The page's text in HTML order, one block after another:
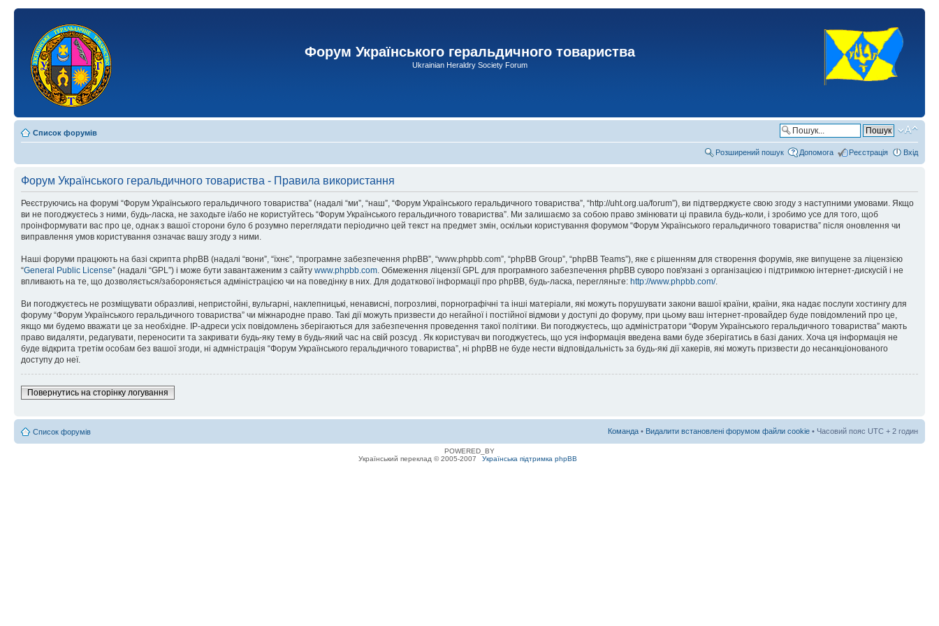
Форум Українського геральдичного товариства
Ukrainian Heraldry Society Forum
Список форумів
Розширений пошук Допомога Реєстрація Вхід
Форум Українського геральдичного товариства - Правила використання
Реєструючись на форумі “Форум Українського геральдичного товариства” (надалі “ми”, “наш”, “Форум Українського геральдичного товариства”, “http://uht.org.ua/forum”), ви підтверджуєте свою згоду з наступними умовами. Якщо
ви не погоджуєтесь з ними, будь-ласка, не заходьте і/або не користуйтесь “Форум Українського геральдичного товариства”. Ми залишаємо за собою право змінювати ці правила будь-коли, і зробимо усе для того, щоб
проінформувати вас про це, однак з вашої сторони було б розумно переглядати періодично цей текст на предмет змін, оскільки користування форумом “Форум Українського геральдичного товариства” після оновлення чи
виправлення умов користування означає вашу згоду з ними.
Наші форуми працюють на базі скрипта phpBB (надалі “вони”, “їхнє”, “програмне забезпечення phpBB”, “www.phpbb.com”, “phpBB Group”, “phpBB Teams”), яке є рішенням для створення форумів, яке випущене за ліцензією
“General Public License” (надалі “GPL”) і може бути завантаженим з сайту www.phpbb.com. Обмеження ліцензії GPL для програмного забезпечення phpBB суворо пов'язані з організацією і підтримкою інтернет-дискусій і не
впливають на те, що дозволяється/забороняється адміністрацією чи на поведінку в них. Для додаткової інформації про phpBB, будь-ласка, перегляньте: http://www.phpbb.com/.
Ви погоджуєтесь не розміщувати образливі, непристойні, вульгарні, наклепницькі, ненависні, погрозливі, порнографічні та інші матеріали, які можуть порушувати закони вашої країни, країни, яка надає послуги хостингу для
форуму “Форум Українського геральдичного товариства” чи міжнародне право. Такі дії можуть призвести до негайної і постійної відмови у доступі до форуму, при цьому ваш інтернет-провайдер буде повідомлений про це,
якщо ми будемо вважати це за необхідне. IP-адреси усіх повідомлень зберігаються для забезпечення проведення такої політики. Ви погоджуєтесь, що адміністратори “Форум Українського геральдичного товариства” мають
право видаляти, редагувати, переносити та закривати будь-яку тему в будь-який час на свій розсуд . Як користувач ви погоджуєтесь, що уся інформація введена вами буде зберігатись в базі даних. Хоча ця інформація не
буде відкрита третім особам без вашої згоди, ні адмністрація “Форум Українського геральдичного товариства”, ні phpBB не буде нести відповідальність за будь-які дії хакерів, які можуть призвести до несанкціонованого
доступу до неї.
Повернутись на сторінку логування
Список форумів Команда • Видалити встановлені форумом файли cookie • Часовий пояс UTC + 2 годин
POWERED_BY
Український переклад © 2005-2007
Українська підтримка phpBB